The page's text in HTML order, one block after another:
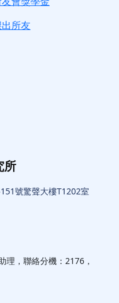
所友
所
號驚聲大樓T1202室
理，聯絡分機：2176，